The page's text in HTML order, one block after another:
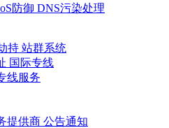
防御 DNS污染处理
持 站群系统
国际专线
线服务
提供商 公告通知